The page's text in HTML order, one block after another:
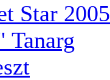
Star 2005
Tanarg